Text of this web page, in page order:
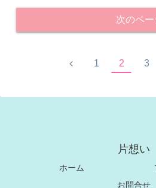
次のペー
1 2 3
片想い
ホーム
お問合せ